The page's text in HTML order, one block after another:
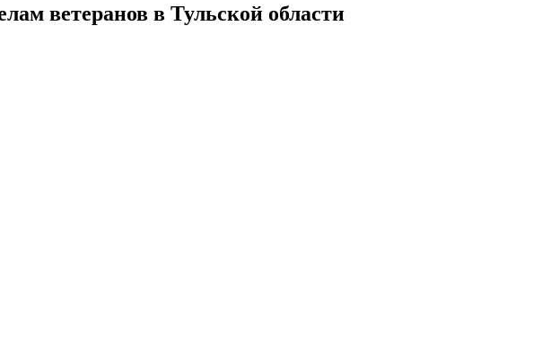
ветеранов в Тульской области